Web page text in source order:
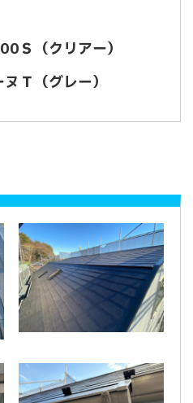
Ｓ（クリアー）
Ｔ（グレー）